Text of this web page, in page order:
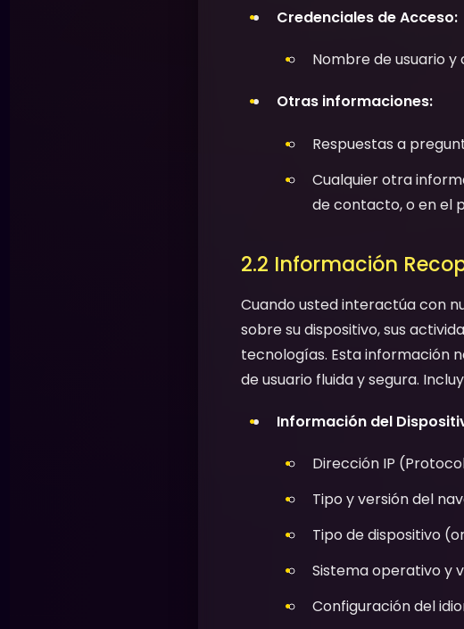
Credenciales de Acceso:
Nombre de usuario
Otras informaciones:
Respuestas a
Cualquier otra
de contacto, o en el
2.2 Información
Cuando usted interactúa con
sobre su dispositivo, sus
tecnologías. Esta información
de usuario fluida y segura.
Información del
Dirección IP
Tipo y versión del
Tipo de dispositivo
Sistema operativo y
Configuración del